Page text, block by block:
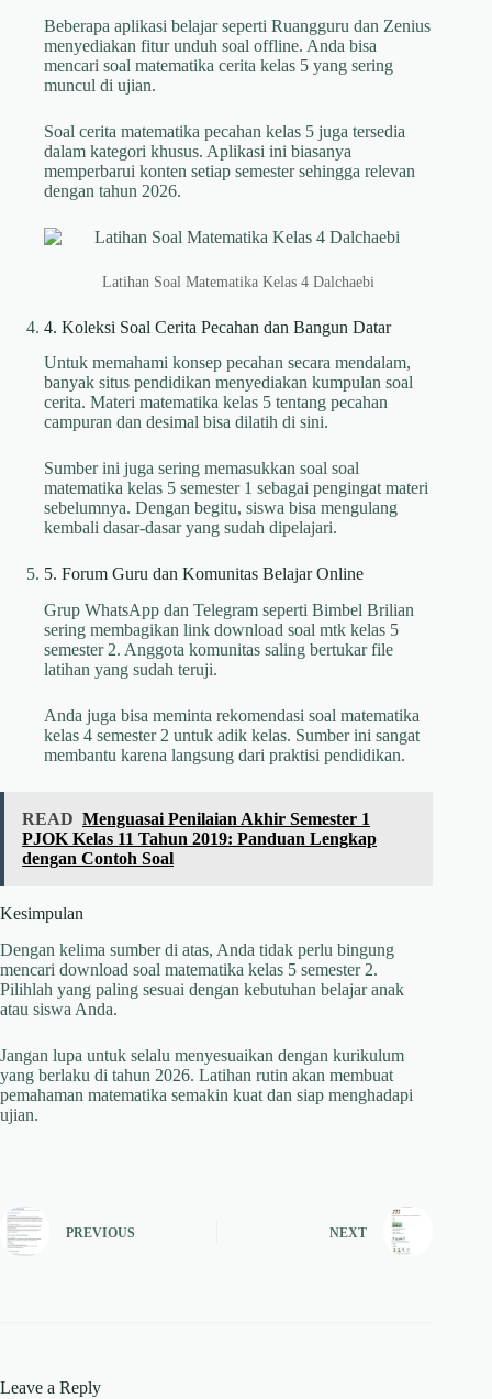
Beberapa aplikasi belajar seperti Ruangguru dan Zenius
menyediakan fitur unduh soal offline. Anda bisa
mencari soal matematika cerita kelas 5 yang sering
muncul di ujian.
Soal cerita matematika pecahan kelas 5 juga tersedia
dalam kategori khusus. Aplikasi ini biasanya
memperbarui konten setiap semester sehingga relevan
dengan tahun 2026.
Latihan Soal Matematika Kelas 4 Dalchaebi
4. Koleksi Soal Cerita Pecahan dan Bangun Datar
Untuk memahami konsep pecahan secara mendalam,
banyak situs pendidikan menyediakan kumpulan soal
cerita. Materi matematika kelas 5 tentang pecahan
campuran dan desimal bisa dilatih di sini.
Sumber ini juga sering memasukkan soal soal
matematika kelas 5 semester 1 sebagai pengingat materi
sebelumnya. Dengan begitu, siswa bisa mengulang
kembali dasar-dasar yang sudah dipelajari.
5. Forum Guru dan Komunitas Belajar Online
Grup WhatsApp dan Telegram seperti Bimbel Brilian
sering membagikan link download soal mtk kelas 5
semester 2. Anggota komunitas saling bertukar file
latihan yang sudah teruji.
Anda juga bisa meminta rekomendasi soal matematika
kelas 4 semester 2 untuk adik kelas. Sumber ini sangat
membantu karena langsung dari praktisi pendidikan.
READ Menguasai Penilaian Akhir Semester 1
PJOK Kelas 11 Tahun 2019: Panduan Lengkap
dengan Contoh Soal
Kesimpulan
Dengan kelima sumber di atas, Anda tidak perlu bingung
mencari download soal matematika kelas 5 semester 2.
Pilihlah yang paling sesuai dengan kebutuhan belajar anak
atau siswa Anda.
Jangan lupa untuk selalu menyesuaikan dengan kurikulum
yang berlaku di tahun 2026. Latihan rutin akan membuat
pemahaman matematika semakin kuat dan siap menghadapi
ujian.
PREVIOUS NEXT
Leave a Reply